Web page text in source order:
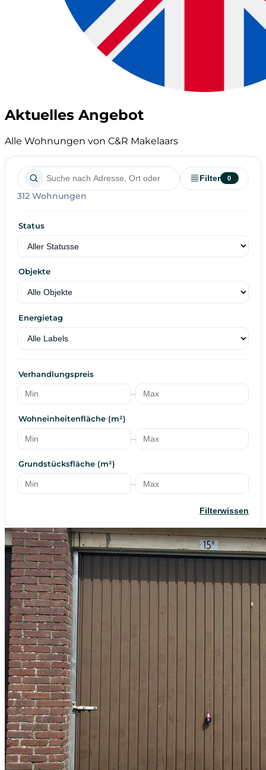
Aktuelles Angebot
Alle Wohnungen von C&R Makelaars
Filter 0
312 Wohnungen
Status
Objekte
Energietag
Verhandlungspreis
–
Wohneinheitenfläche (m²)
–
Grundstücksfläche (m²)
–
Filterwissen